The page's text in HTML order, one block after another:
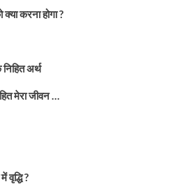
करना होगा ?
अर्थ
मेरा जीवन …
?